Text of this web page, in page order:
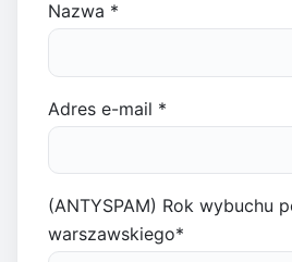
Nazwa *
Adres e-mail *
(ANTYSPAM) Rok wybuchu
warszawskiego*